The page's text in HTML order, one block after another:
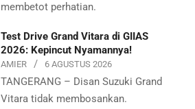
membetot perhatian.
Test Drive Grand Vitara di GIIAS
2026: Kepincut Nyamannya!
AMIER 6 AGUSTUS 2026
TANGERANG – Disan Suzuki Grand
Vitara tidak membosankan.